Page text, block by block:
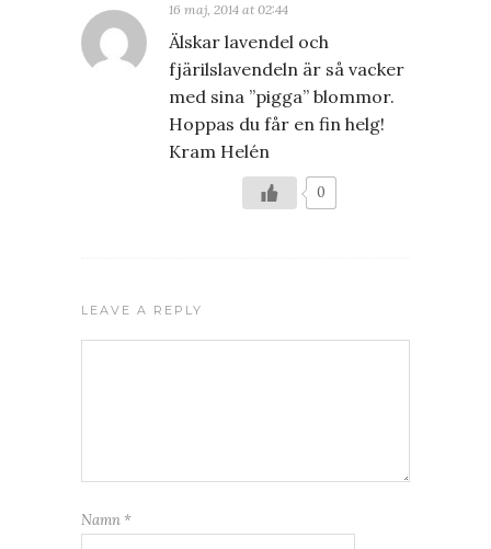
16 maj, 2014 at 02:44
Älskar lavendel och
fjärilslavendeln är så vacker
med sina ”pigga” blommor.
Hoppas du får en fin helg!
Kram Helén
0
LEAVE A REPLY
Namn *